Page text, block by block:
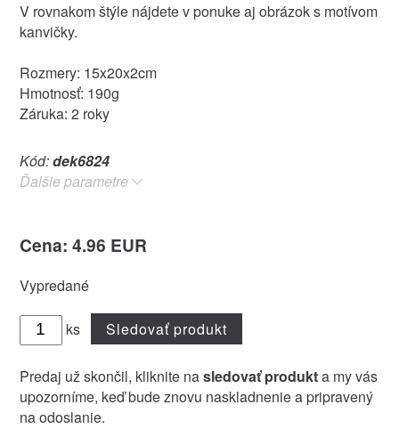
V rovnakom štýle nájdete v ponuke aj obrázok s motívom
kanvičky.
Rozmery: 15x20x2cm
Hmotnosť: 190g
Záruka: 2 roky
Kód:dek6824
Ďalšie parametre
Cena: 4.96 EUR
Vypredané
ks Sledovať produkt
Predaj už skončil, kliknite nasledovať produkta my vás
upozorníme, keď bude znovu naskladnenie a pripravený
na odoslanie.